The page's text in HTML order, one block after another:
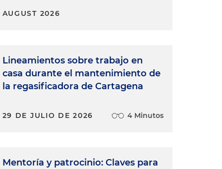
AUGUST 2026
Lineamientos sobre trabajo en
casa durante el mantenimiento de
la regasificadora de Cartagena
29 DE JULIO DE 2026 4 Minutos
Mentoría y patrocinio: Claves para